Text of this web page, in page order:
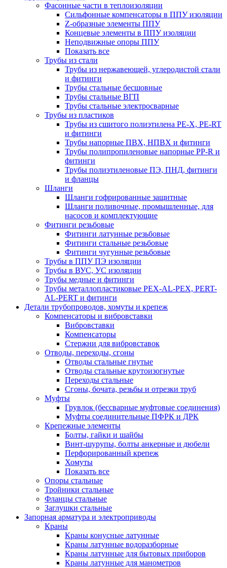
Фасонные части в теплоизоляции
Cильфонные компенсаторы в ППУ изоляции
Z-образные элементы ППУ
Концевые элементы в ППУ изоляции
Неподвижные опоры ППУ
Показать все
Трубы из стали
Трубы из нержавеющей, углеродистой стали
и фитинги
Трубы стальные бесшовные
Трубы стальные ВГП
Трубы стальные электросварные
Трубы из пластиков
Трубы из сшитого полиэтилена PE-X, PE-RT
и фитинги
Трубы напорные ПВХ, НПВХ и фитинги
Трубы полипропиленовые напорные PP-R и
фитинги
Трубы полиэтиленовые ПЭ, ПНД, фитинги
и фланцы
Шланги
Шланги гофрированные защитные
Шланги поливочные, промышленные, для
насосов и комплектующие
Фитинги резьбовые
Фитинги латунные резьбовые
Фитинги стальные резьбовые
Фитинги чугунные резьбовые
Трубы в ППУ ПЭ изоляции
Трубы в ВУС, УС изоляции
Трубы медные и фитинги
Трубы металлопластиковые PEX-AL-PEX, PERT-
AL-PERT и фитинги
Детали трубопроводов, хомуты и крепеж
Компенсаторы и вибровставки
Вибровставки
Компенсаторы
Стержни для вибровставок
Отводы, переходы, сгоны
Отводы стальные гнутые
Отводы стальные крутоизогнутые
Переходы стальные
Сгоны, бочата, резьбы и отрезки труб
Муфты
Грувлок (бессварные муфтовые соединения)
Муфты соединительные ПФРК и ДРК
Крепежные элементы
Болты, гайки и шайбы
Винт-шурупы, болты анкерные и дюбели
Перфорированный крепеж
Хомуты
Показать все
Опоры стальные
Тройники стальные
Фланцы стальные
Заглушки стальные
Запорная арматура и электроприводы
Краны
Краны конусные латунные
Краны латунные водоразборные
Краны латунные для бытовых приборов
Краны латунные для манометров